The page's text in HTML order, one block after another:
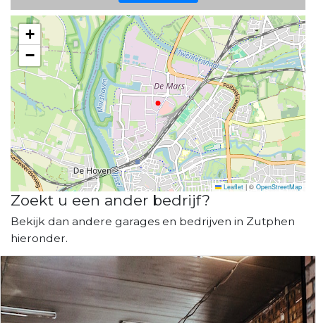
+
−
Leaflet | © OpenStreetMap
Zoekt u een ander bedrijf?
Bekijk dan andere garages en bedrijven in Zutphen
hieronder.